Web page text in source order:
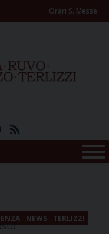
Orari S. Messe
YouTube
NEWS TERLIZZI